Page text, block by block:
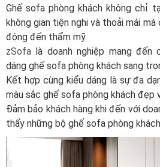
Ghế sofa phòng khách không chỉ
không gian tiện nghi và thoải mái
động đến thẩm mỹ.
zSofa là doanh nghiệp mang đến
dáng ghế sofa phòng khách sang
Kết hợp cùng kiểu dáng là sự đa
màu sắc ghế sofa phòng khách đẹp
Đảm bảo khách hàng khi đến với
thấy những bộ ghế sofa phòng